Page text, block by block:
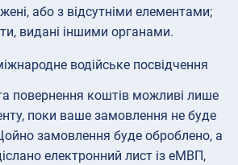
або з відсутніми елементами;
видані іншими органами.
водійське посвідчення
повернення коштів можливі лише
поки ваше замовлення не буде
замовлення буде оброблено, а
електронний лист із еМВП,